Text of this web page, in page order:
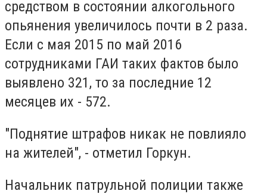
средством в состоянии алкогольного
опьянения увеличилось почти в 2 раза.
Если с мая 2015 по май 2016
сотрудниками ГАИ таких фактов было
выявлено 321, то за последние 12
месяцев их - 572.
"Поднятие штрафов никак не повлияло
на жителей", - отметил Горкун.
Начальник патрульной полиции также